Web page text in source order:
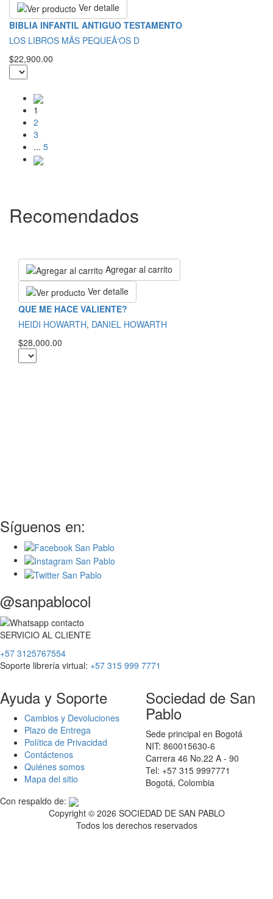
Ver detalle
BIBLIA INFANTIL ANTIGUO TESTAMENTO
LOS LIBROS MÃS PEQUEÃ‘OS D
$22,900.00
1
2
3
... 5
Recomendados
Agregar al carrito
Ver detalle
QUE ME HACE VALIENTE?
HEIDI HOWARTH, DANIEL HOWARTH
$28,000.00
Síguenos en:
@sanpablocol
SERVICIO AL CLIENTE
+57 3125767554
Soporte librería virtual: +57 315 999 7771
Ayuda y Soporte
Cambios y Devoluciones
Plazo de Entrega
Política de Privacidad
Contáctenos
Quiénes somos
Mapa del sitio
Sociedad de San
Pablo
Sede principal en Bogotá
NIT: 860015630-6
Carrera 46 No.22 A - 90
Tel: +57 315 9997771
Bogotá, Colombia
Con respaldo de:
Copyright © 2026 SOCIEDAD DE SAN PABLO
Todos los derechos reservados